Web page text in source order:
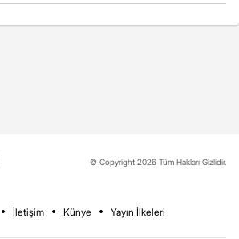
© Copyright 2026 Tüm Hakları Gizlidir.
İletişim Künye Yayın İlkeleri